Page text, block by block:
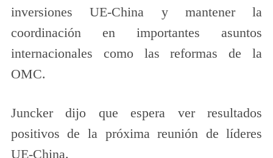
inversiones UE-China y mantener la
coordinación en importantes asuntos
internacionales como las reformas de la
OMC.
Juncker dijo que espera ver resultados
positivos de la próxima reunión de líderes
UE-China.